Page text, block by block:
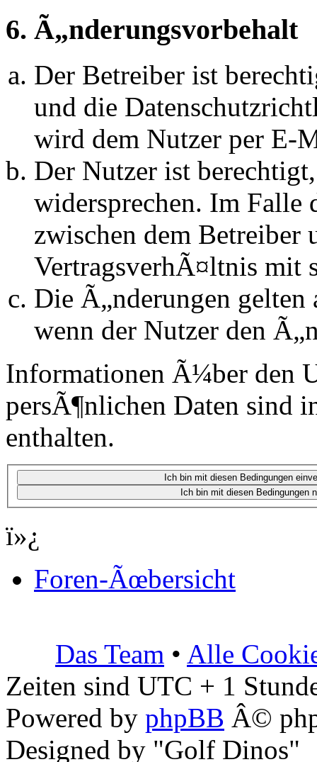
6. Ã„nderungsvorbehalt
Der Betreiber ist
und die
wird dem Nutzer per E-
Der Nutzer ist
widersprechen. Im Falle
zwischen dem Betreiber
VertragsverhÃ¤ltnis mit
Die Ã„nderungen
wenn der Nutzer den
Informationen Ã¼ber den
persÃ¶nlichen Daten sind
enthalten.
ï»¿
Foren-Ãœbersicht
Das Team • Alle
Zeiten sind UTC + 1
Powered by phpBB Â©
Designed by "Golf Dinos"